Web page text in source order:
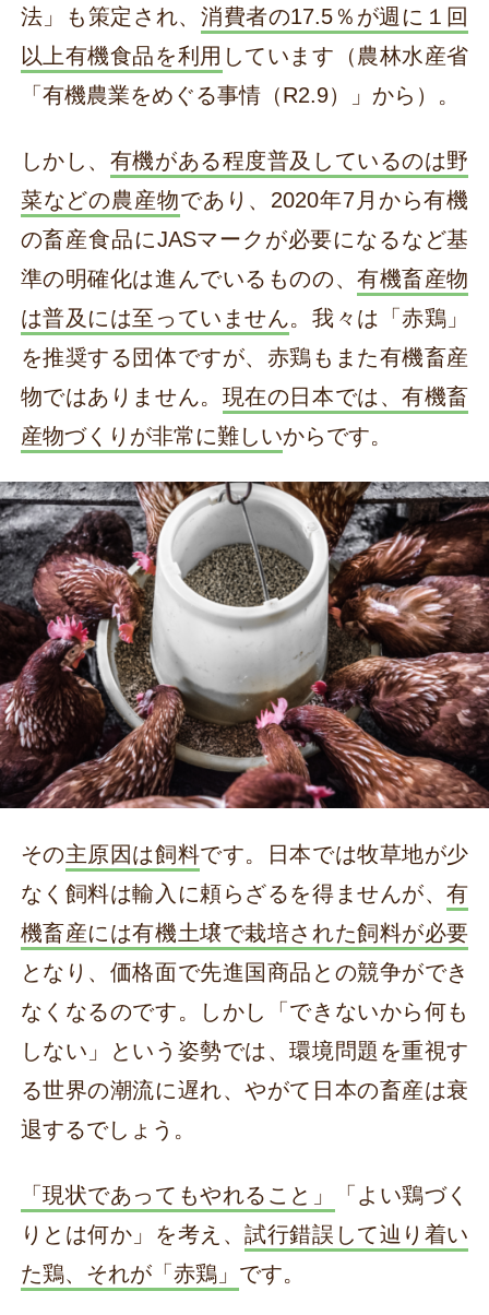
法」も策定され、 消費者の17.5％が週に１回
以上有機食品を利用 しています（農林水産省
「有機農業をめぐる事情（R2.9）」から）。
しかし、 有機がある程度普及しているのは野
菜などの農産物であり、2020年7月から有機
の畜産食品にJASマークが必要になるなど基
準の明確化は進んでいるものの、有機畜産物
は普及には至っていません。我々は「赤鶏」
を推奨する団体ですが、赤鶏もまた有機畜産
物ではありません。 現在の日本では、有機畜
産物づくりが非常に難しいからです。
その主原因は飼料です。日本では牧草地が少
なく飼料は輸入に頼らざるを得ませんが、有
機畜産には有機土壌で栽培された飼料が必要
となり、価格面で先進国商品との競争ができ
なくなるのです。しかし「できないから何も
しない」という姿勢では、環境問題を重視す
る世界の潮流に遅れ、やがて日本の畜産は衰
退するでしょう。
「現状であってもやれること」
「よい鶏づく
りとは何か」を考え、試行錯誤して辿り着い
た鶏、それが「赤鶏」 です。